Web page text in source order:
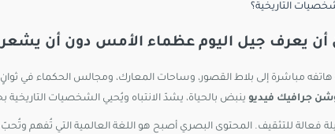
التاريخية؟
يعرف جيل اليوم عظماء الأمس دون أن يشعر
مباشرة إلى بلاط القصور، وساحات المعارك، ومجالس الحكماء في
جرافيك فيديو ينبض بالحياة، يشدّ الانتباه ويُحيي الشخصيات التاريخية
للتثقيف. المحتوى البصري أصبح هو اللغة العالمية التي تُفهم